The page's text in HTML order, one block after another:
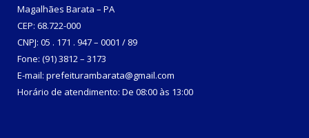
Magalhães Barata – PA
CEP: 68.722-000
CNPJ: 05 . 171 . 947 – 0001 / 89
Fone: (91) 3812 – 3173
E-mail: prefeiturambarata@gmail.com
Horário de atendimento: De 08:00 às 13:00